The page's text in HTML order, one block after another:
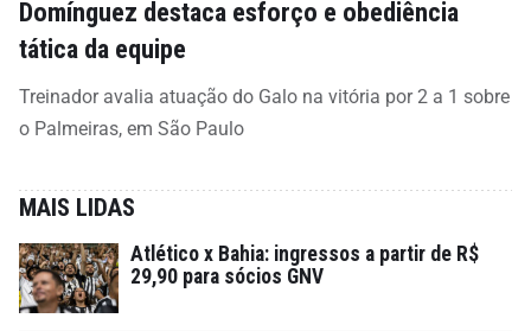
Domínguez destaca esforço e obediência
tática da equipe
Treinador avalia atuação do Galo na vitória por 2 a 1 sobre
o Palmeiras, em São Paulo
MAIS LIDAS
Atlético x Bahia: ingressos a partir de R$
29,90 para sócios GNV